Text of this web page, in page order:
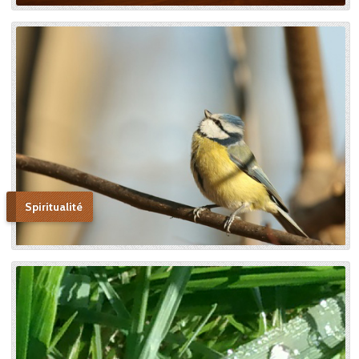
autels, mais l’instrument dont
le bon Dieu s’était servi pour
montrer aux âmes “la voie de
l’enfance spirituelle” afin qu’il
produise tout l’effet pour
lequel il avait été créé. » En
promulguant le décret sur
l’héroïcité des vertus de
Thérèse, le pape Benoît XV
saluera cette « voie de la
confiance et de l’abandon ».
Bonne lecture pour aller de
découvertes en découvertes.
« Autobiographie de la sœur
et novice de la Petite
Thérèse. Histoire d’un tison
arraché du feu. » Edition du
Carmel. 386 pages. 20 Euros
Spiritualité